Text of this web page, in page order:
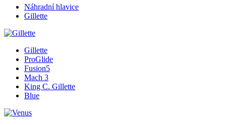
Náhradní hlavice
Gillette
Gillette
ProGlide
Fusion5
Mach 3
King C. Gillette
Blue